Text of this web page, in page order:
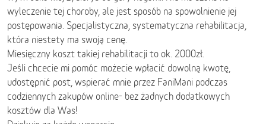
wyleczenie tej choroby, ale jest sposób na spowolnienie jej
postępowania. Specjalistyczna, systematyczna rehabilitacja,
która niestety ma swoją cenę.
Miesięczny koszt takiej rehabilitacji to ok. 2000zł.
Jeśli chcecie mi pomóc możecie wpłacić dowolną kwotę,
udostępnić post, wspierać mnie przez FaniMani podczas
codziennych zakupów online- bez żadnych dodatkowych
kosztów dla Was!